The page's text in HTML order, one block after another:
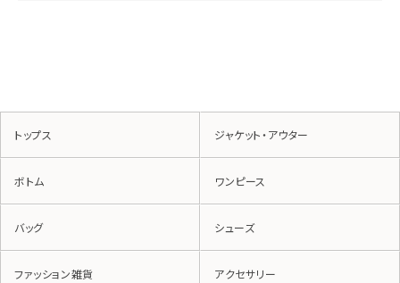
トップス ジャケット・アウター
ボトム ワンピース
バッグ シューズ
ファッション雑貨 アクセサリー